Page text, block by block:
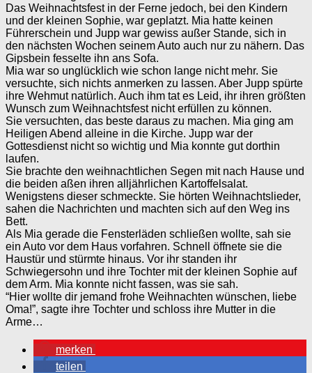
Das Weihnachtsfest in der Ferne jedoch, bei den Kindern
und der kleinen Sophie, war geplatzt. Mia hatte keinen
Führerschein und Jupp war gewiss außer Stande, sich in
den nächsten Wochen seinem Auto auch nur zu nähern. Das
Gipsbein fesselte ihn ans Sofa.
Mia war so unglücklich wie schon lange nicht mehr. Sie
versuchte, sich nichts anmerken zu lassen. Aber Jupp spürte
ihre Wehmut natürlich. Auch ihm tat es Leid, ihr ihren größten
Wunsch zum Weihnachtsfest nicht erfüllen zu können.
Sie versuchten, das beste daraus zu machen. Mia ging am
Heiligen Abend alleine in die Kirche. Jupp war der
Gottesdienst nicht so wichtig und Mia konnte gut dorthin
laufen.
Sie brachte den weihnachtlichen Segen mit nach Hause und
die beiden aßen ihren alljährlichen Kartoffelsalat.
Wenigstens dieser schmeckte. Sie hörten Weihnachtslieder,
sahen die Nachrichten und machten sich auf den Weg ins
Bett.
Als Mia gerade die Fensterläden schließen wollte, sah sie
ein Auto vor dem Haus vorfahren. Schnell öffnete sie die
Haustür und stürmte hinaus. Vor ihr standen ihr
Schwiegersohn und ihre Tochter mit der kleinen Sophie auf
dem Arm. Mia konnte nicht fassen, was sie sah.
“Hier wollte dir jemand frohe Weihnachten wünschen, liebe
Oma!”, sagte ihre Tochter und schloss ihre Mutter in die
Arme…
merken
teilen